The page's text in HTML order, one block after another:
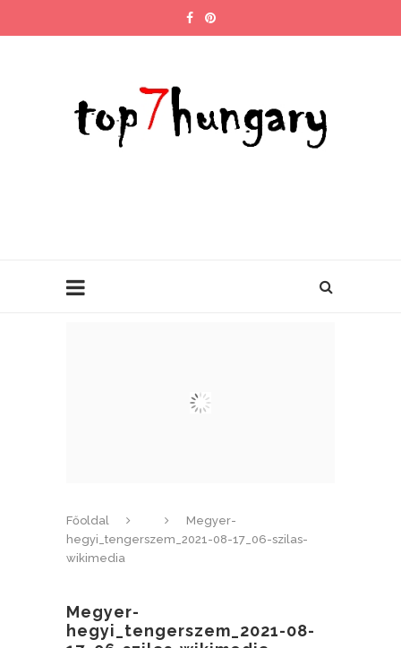
Főoldal
Megyer-
hegyi_tengerszem_2021-08-17_06-szilas-
wikimedia
Megyer-
hegyi_tengerszem_2021-08-